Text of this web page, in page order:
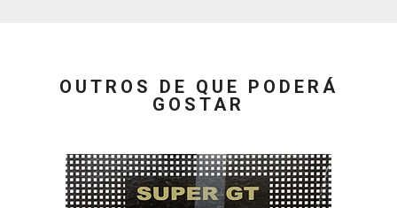
OUTROS DE QUE PODERÁ
GOSTAR